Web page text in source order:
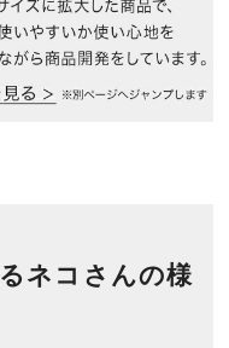
ネコさんの様